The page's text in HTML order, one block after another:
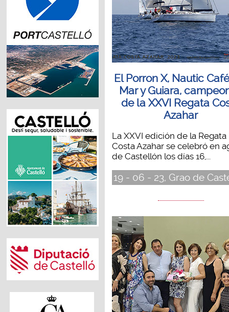
El Porron X, Nautic
Mar y Guiara,
de la XXVI Regata
Azahar
La XXVI edición de la Regata
Costa Azahar se celebró en
de Castellón los días 16,...
19 - 06 - 23, Grao de